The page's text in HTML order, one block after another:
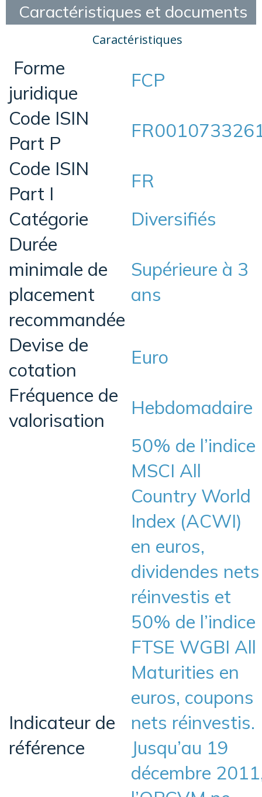
Caractéristiques et documents
Caractéristiques
Forme
juridique
FCP
Code ISIN
Part P
Code ISIN
Part I
FR
Catégorie
Diversifiés
Durée
minimale de
placement
recommandée
Supérieure à 3
ans
Devise de
cotation
Euro
Fréquence de
valorisation
Hebdomadaire
Indicateur de
référence
50% de l’indice
MSCI All
Country World
Index (ACWI)
en euros,
dividendes nets
réinvestis et
50% de l’indice
FTSE WGBI All
Maturities en
euros, coupons
nets réinvestis.
Jusqu’au 19
décembre